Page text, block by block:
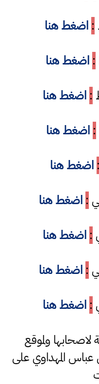
: اضغط هنا
: اضغط هنا
: اضغط هنا
: اضغط هنا
: اضغط هنا
: اضغط هنا
: اضغط هنا
: اضغط هنا
: اضغط هنا
ولموقع
المهداوي على